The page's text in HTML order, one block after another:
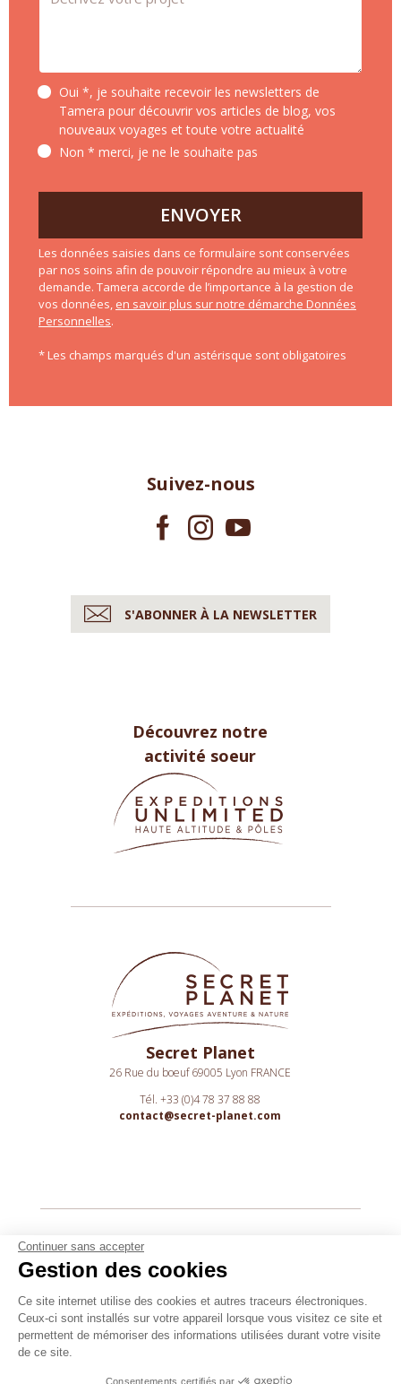
Oui *, je souhaite recevoir les newsletters de
Tamera pour découvrir vos articles de blog, vos
nouveaux voyages et toute votre actualité
Non * merci, je ne le souhaite pas
ENVOYER
Les données saisies dans ce formulaire sont conservées
par nos soins afin de pouvoir répondre au mieux à votre
demande. Tamera accorde de l’importance à la gestion de
vos données, en savoir plus sur notre démarche Données
Personnelles.
* Les champs marqués d'un astérisque sont obligatoires
Suivez-nous
S'ABONNER À LA NEWSLETTER
Découvrez notre
activité soeur
Secret Planet
26 Rue du boeuf 69005 Lyon FRANCE
Tél. +33 (0)4 78 37 88 88
contact@secret-planet.com
Podcast
Assurances
CGV
Mentions légales
Continuer sans accepter
Gestion des cookies
Ce site internet utilise des cookies et autres traceurs électroniques.
Ceux-ci sont installés sur votre appareil lorsque vous visitez ce site et
permettent de mémoriser des informations utilisées durant votre visite
de ce site.
Consentements certifiés par